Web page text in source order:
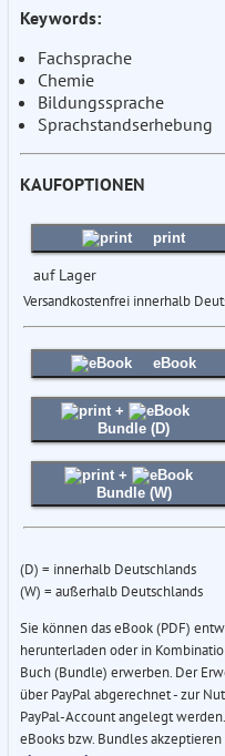
Keywords:
Fachsprache
Chemie
Bildungssprache
Sprachstandserhebung
KAUFOPTIONEN
print
auf Lager
Versandkostenfrei innerhalb
eBook
+
Bundle (D)
+
Bundle (W)
(D) = innerhalb Deutschlands
(W) = außerhalb Deutschlands
Sie können das eBook (PDF)
herunterladen oder in
Buch (Bundle) erwerben. Der
über PayPal abgerechnet - zur
PayPal-Account angelegt
eBooks bzw. Bundles akzeptieren